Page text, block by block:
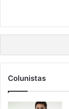
Colunistas